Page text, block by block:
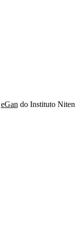
eGan do Instituto Niten